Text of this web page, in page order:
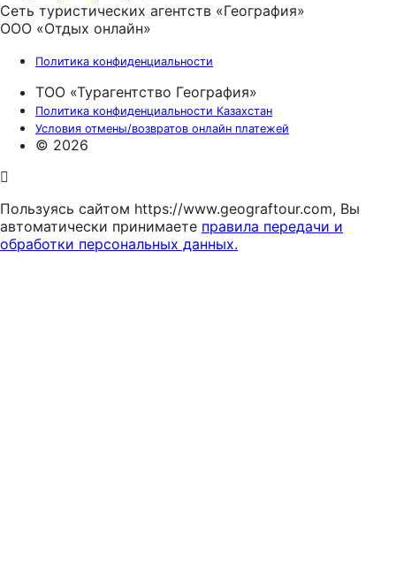
Сеть туристических агентств «География»
ООО «Отдых онлайн»
Политика конфиденциальности
ТОО «Турагентство География»
Политика конфиденциальности Казахстан
Условия отмены/возвратов онлайн платежей
© 2026
Пользуясь сайтом https://www.geograftour.com, Вы
автоматически принимаете правила передачи и
обработки персональных данных.